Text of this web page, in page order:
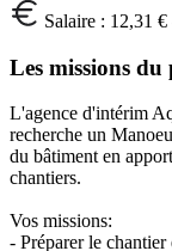
Salaire : 12,31 €
Les missions du
L'agence d'intérim
recherche un
du bâtiment en
chantiers.
Vos missions:
- Préparer le